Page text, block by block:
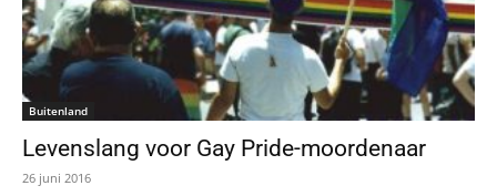
Buitenland
Levenslang voor Gay Pride-moordenaar
26 juni 2016